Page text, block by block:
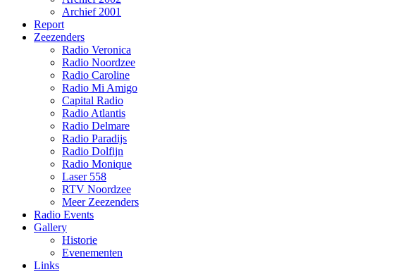
Archief 2001
Report
Zeezenders
Radio Veronica
Radio Noordzee
Radio Caroline
Radio Mi Amigo
Capital Radio
Radio Atlantis
Radio Delmare
Radio Paradijs
Radio Dolfijn
Radio Monique
Laser 558
RTV Noordzee
Meer Zeezenders
Radio Events
Gallery
Historie
Evenementen
Links